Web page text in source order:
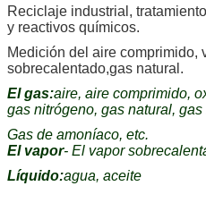
Reciclaje industrial,
y reactivos químicos.
Medición del aire comprimido,
sobrecalentado,gas natural.
El gas:aire, aire comprimido,
gas nitrógeno, gas natural, gas
Gas de amoníaco, etc.
El vapor- El vapor
Líquido:agua, aceite